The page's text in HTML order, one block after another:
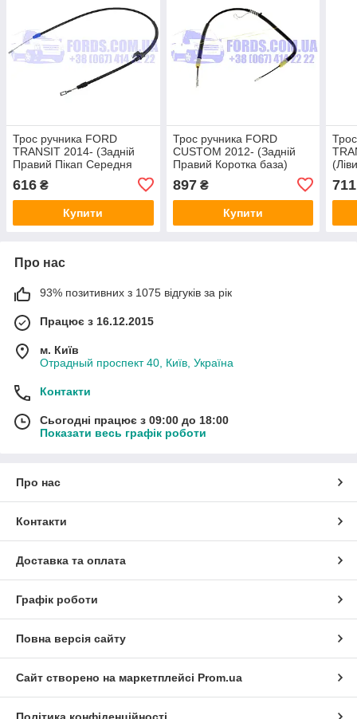
Трос ручника FORD
TRANSIT 2014- (Задній
Правий Пікап Середня
(2162656/BK312A635AF/502-
3268) TURTEL
616 ₴
Купити
Трос ручника FORD
CUSTOM 2012- (Задній
Правий Коротка база)
(2034610/BK212A635BE/SEE-
043) ECEM
897₴
Купити
711
Про нас
93% позитивних з 1075 відгуків за рік
Працює з 16.12.2015
м. Київ
Отрадный проспект 40, Київ, Україна
Контакти
Сьогодні працює з 09:00 до 18:00
Показати весь графік роботи
Про нас
Контакти
Доставка та оплата
Графік роботи
Повна версія сайту
Сайт створено на маркетплейсі Prom.ua
Політика конфіденційності